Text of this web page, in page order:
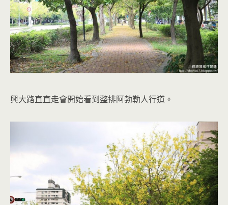
興大路直直走會開始看到整排阿勃勒人行道。